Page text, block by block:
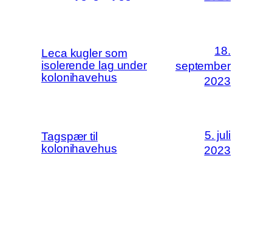
Leca kugler som
isolerende lag under
kolonihavehus
18.
september
2023
Tagspær til
kolonihavehus
5. juli
2023